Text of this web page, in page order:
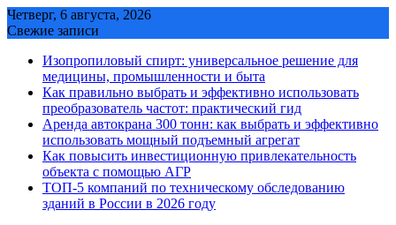
Skip
to
Четверг, 6 августа, 2026
Свежие записи
Изопропиловый спирт: универсальное решение для
медицины, промышленности и быта
Как правильно выбрать и эффективно использовать
преобразователь частот: практический гид
Аренда автокрана 300 тонн: как выбрать и эффективно
использовать мощный подъемный агрегат
Как повысить инвестиционную привлекательность
объекта с помощью АГР
ТОП-5 компаний по техническому обследованию
зданий в России в 2026 году